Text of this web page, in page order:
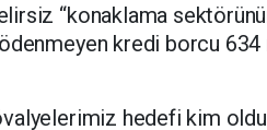
“konaklama
kredi borcu
hedefi kim